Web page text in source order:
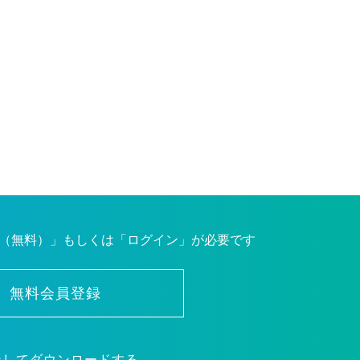
無料）」もしくは「ログイン」が必要です
無料会員登録